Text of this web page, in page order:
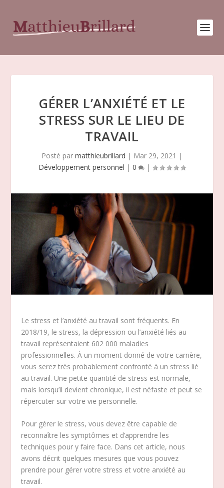
GÉRER L’ANXIÉTÉ ET LE
STRESS SUR LE LIEU DE
TRAVAIL
Posté par matthieubrillard | Mar 29, 2021 |
Développement personnel | 0 |
Le stress et l’anxiété au travail sont fréquents. En
2018/19, le stress, la dépression ou l’anxiété liés au
travail représentaient 602 000 maladies
professionnelles. À un moment donné de votre carrière,
vous serez très probablement confronté à un stress lié
au travail. Une petite quantité de stress est normale,
mais lorsqu’il devient chronique, il est néfaste et peut se
répercuter sur votre vie personnelle.
Pour gérer le stress, vous devez être capable de
reconnaître les symptômes et d’apprendre les
techniques pour y faire face. Dans cet article, nous
avons décrit quelques mesures que vous pouvez
prendre pour gérer votre stress et votre anxiété au
travail.